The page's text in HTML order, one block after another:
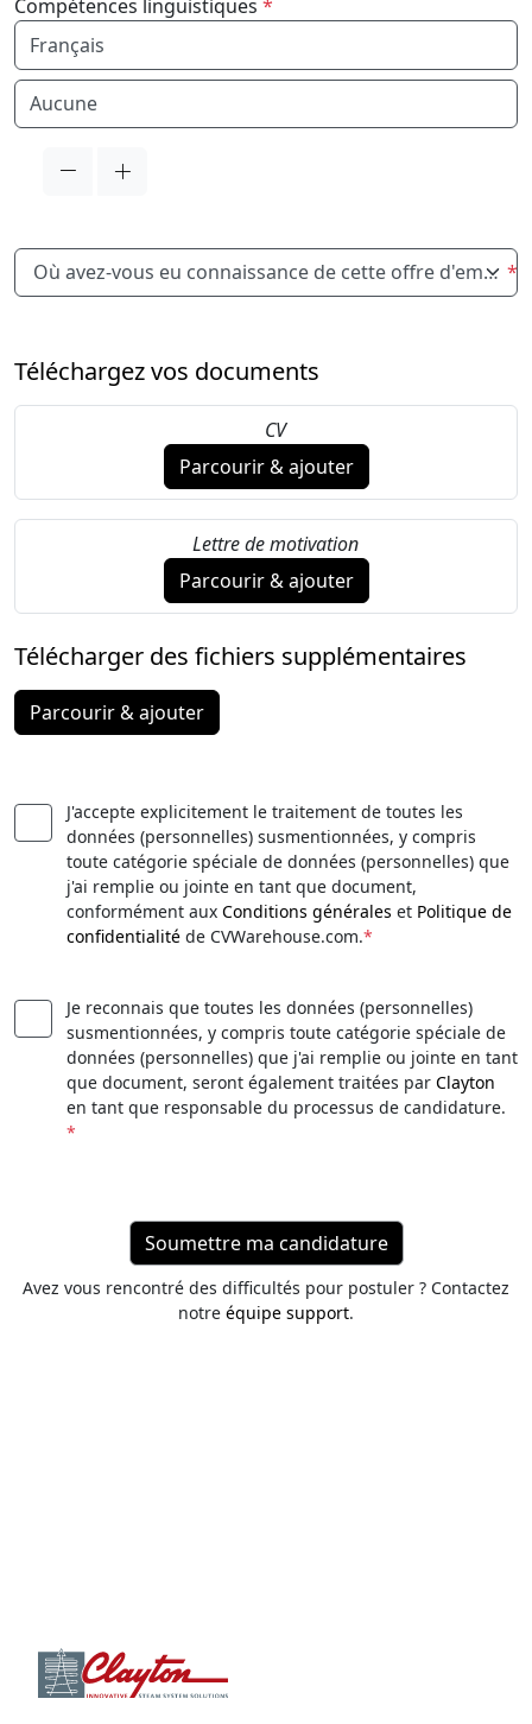
Compétences linguistiques *
Maîtrise de la langue
Maîtrise de la langue
Où avez-vous eu connaissance de cette offre d'emploi ? *
Téléchargez vos documents
CV
Parcourir & ajouter
Lettre de motivation
Parcourir & ajouter
Télécharger des fichiers supplémentaires
Parcourir & ajouter
J'accepte explicitement le traitement de toutes les
données (personnelles) susmentionnées, y compris
toute catégorie spéciale de données (personnelles) que
j'ai remplie ou jointe en tant que document,
conformément aux Conditions générales et Politique de
confidentialité de CVWarehouse.com.*
Je reconnais que toutes les données (personnelles)
susmentionnées, y compris toute catégorie spéciale de
données (personnelles) que j'ai remplie ou jointe en tant
que document, seront également traitées par Clayton
en tant que responsable du processus de candidature.
*
Avez vous rencontré des difficultés pour postuler ? Contactez
notre équipe support.